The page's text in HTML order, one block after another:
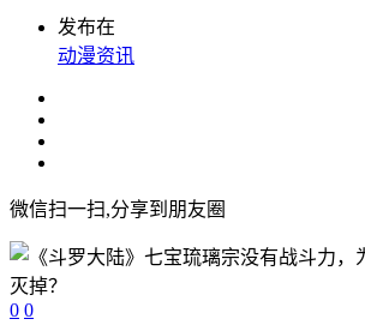
发布在
动漫资讯
微信扫一扫,分享到朋友圈
0 0